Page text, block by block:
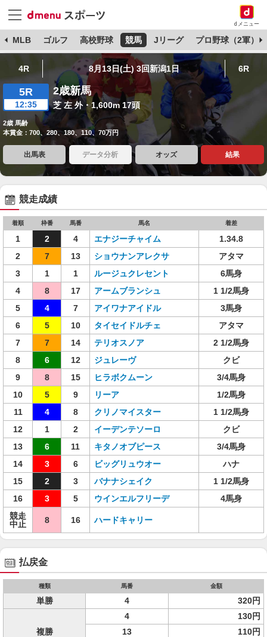
dメニュー
MLB ゴルフ 高校野球 競馬 Jリーグ プロ野球（2軍）
4R 8月13日(土) 3回新潟1日 6R
5R
12:35
2歳新馬
芝 左 外・1,600m 17頭
2歳 馬齢
本賞金：700、280、180、110、70万円
出馬表 データ分析 オッズ 結果
競走成績
着順 枠番 馬番 馬名 着差
1 2 4 エナジーチャイム
1.34.8
2
7 13 ショウナンアレクサ
アタマ
3
1 1 ルージュクレセント
6馬身
4
8 17 アームブランシュ
1 1/2馬身
5
4 7 アイワナアイドル
3馬身
6
5 10 タイセイドルチェ
アタマ
7
7 14 テリオスノア
2 1/2馬身
8
6 12 ジュレーヴ
クビ
9
8 15 ヒラボクムーン
3/4馬身
10
5 9 リーア
1/2馬身
11
4 8 クリノマイスター
1 1/2馬身
12
1 2 イーデンテソーロ
クビ
13
6 11 キタノオブピース
3/4馬身
14
3 6 ビッグリュウオー
ハナ
15
2 3 バナナシェイク
1 1/2馬身
16
3 5 ウインエルフリーデ
4馬身
競走
中止
8 16 ハードキャリー
払戻金
種類 馬番 金額
単勝 4 320円
複勝
4
130円
13
110円